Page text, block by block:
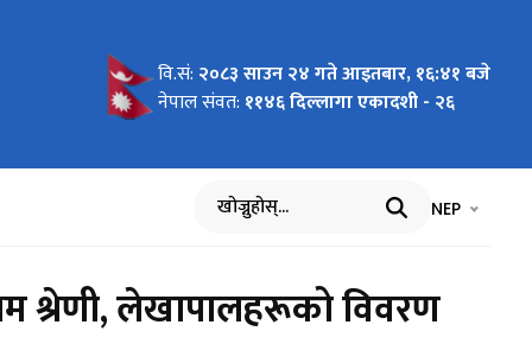
वि.सं: २०८३ साउन २४ गते आइतबार, १६:४१ बजे
नेपाल संवत: ११४६ दिल्लागा एकादशी - २६
खोज्नुहोस् भाषा चयन
NEP
श्रेणी, लेखापालहरूको विवरण